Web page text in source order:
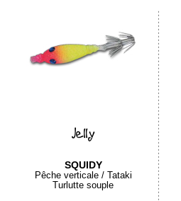
Jelly
SQUIDY
Pêche verticale / Tataki
Turlutte souple